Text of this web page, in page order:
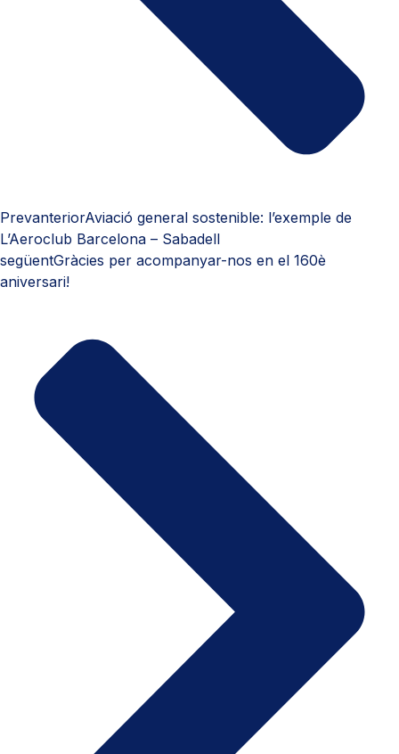
PrevanteriorAviació general sostenible: l’exemple de
L’Aeroclub Barcelona – Sabadell
següentGràcies per acompanyar-nos en el 160è
aniversari!